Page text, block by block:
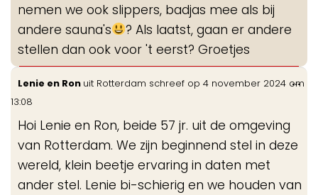
nemen we ook slippers, badjas mee als bij
andere sauna's
? Als laatst, gaan er andere
stellen dan ook voor 't eerst? Groetjes
Lenie en Ron uit Rotterdam schreef op 4 november 2024 om
13:08
Hoi Lenie en Ron, beide 57 jr. uit de omgeving
van Rotterdam. We zijn beginnend stel in deze
wereld, klein beetje ervaring in daten met
ander stel. Lenie bi-schierig en we houden van
...